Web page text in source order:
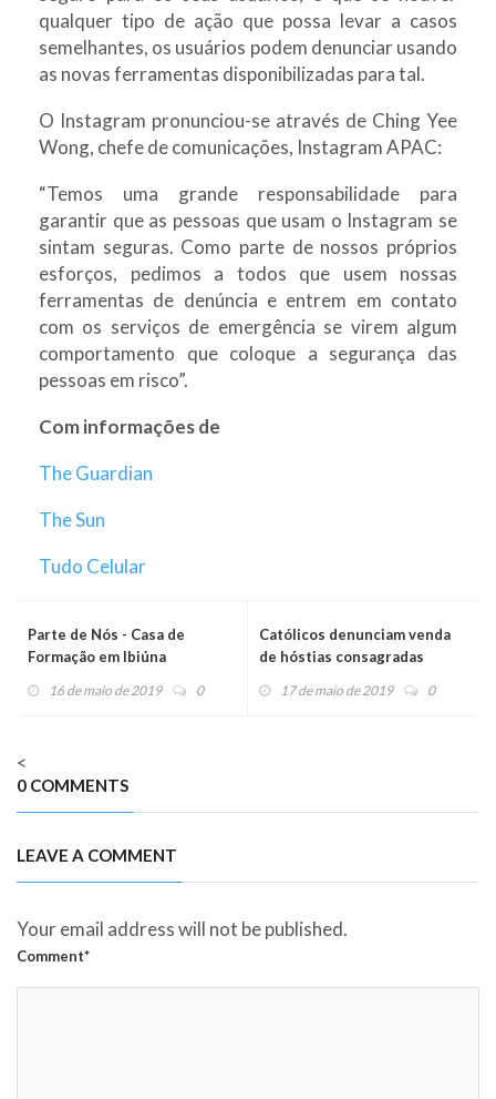
qualquer tipo de ação que possa levar a casos
semelhantes, os usuários podem denunciar usando
as novas ferramentas disponibilizadas para tal.
O Instagram pronunciou-se através de Ching Yee
Wong, chefe de comunicações, Instagram APAC:
“Temos uma grande responsabilidade para
garantir que as pessoas que usam o Instagram se
sintam seguras. Como parte de nossos próprios
esforços, pedimos a todos que usem nossas
ferramentas de denúncia e entrem em contato
com os serviços de emergência se virem algum
comportamento que coloque a segurança das
pessoas em risco”.
Com informações de
The Guardian
The Sun
Tudo Celular
Parte de Nós - Casa de
Formação em Ibiúna
16 de maio de 2019 0
Católicos denunciam venda
de hóstias consagradas
17 de maio de 2019 0
<
0 COMMENTS
LEAVE A COMMENT
Your email address will not be published.
Comment*